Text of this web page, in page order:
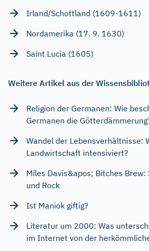
Irland/Schottland (1609-1611)
Nordamerika (17. 9. 1630)
Saint Lucia (1605)
Weitere Artikel aus der
Religion der Germanen: Wie
Germanen die
Wandel der Lebensverhältnisse:
Landwirtschaft intensiviert?
Miles Davis&apos; Bitches Brew:
und Rock
Ist Maniok giftig?
Literatur um 2000: Was
im Internet von der